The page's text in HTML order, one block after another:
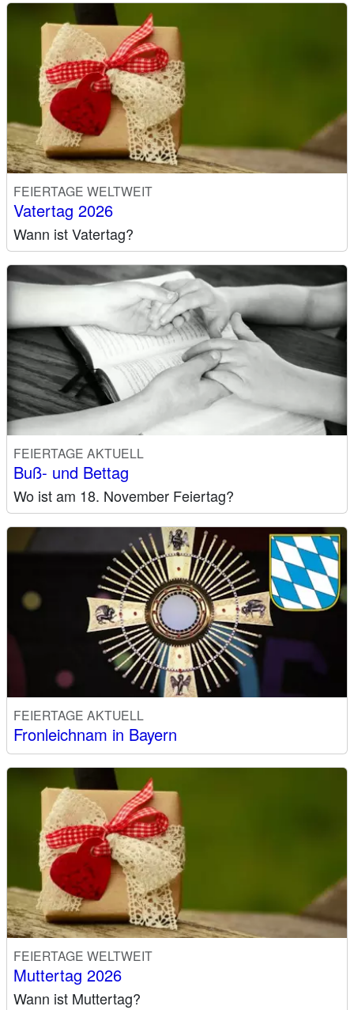
FEIERTAGE WELTWEIT
Vatertag 2026
Wann ist Vatertag?
FEIERTAGE AKTUELL
Buß- und Bettag
Wo ist am 18. November Feiertag?
FEIERTAGE AKTUELL
Fronleichnam in Bayern
FEIERTAGE WELTWEIT
Muttertag 2026
Wann ist Muttertag?